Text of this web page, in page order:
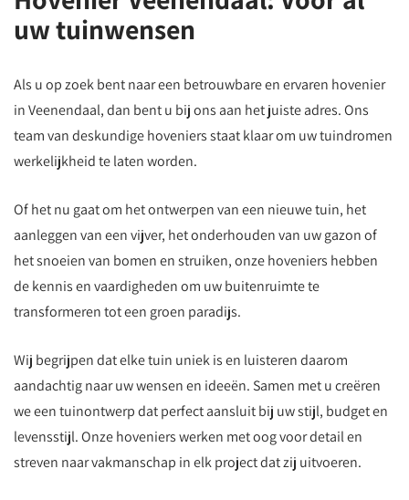
uw tuinwensen
Als u op zoek bent naar een betrouwbare en ervaren hovenier
in Veenendaal, dan bent u bij ons aan het juiste adres. Ons
team van deskundige hoveniers staat klaar om uw tuindromen
werkelijkheid te laten worden.
Of het nu gaat om het ontwerpen van een nieuwe tuin, het
aanleggen van een vijver, het onderhouden van uw gazon of
het snoeien van bomen en struiken, onze hoveniers hebben
de kennis en vaardigheden om uw buitenruimte te
transformeren tot een groen paradijs.
Wij begrijpen dat elke tuin uniek is en luisteren daarom
aandachtig naar uw wensen en ideeën. Samen met u creëren
we een tuinontwerp dat perfect aansluit bij uw stijl, budget en
levensstijl. Onze hoveniers werken met oog voor detail en
streven naar vakmanschap in elk project dat zij uitvoeren.